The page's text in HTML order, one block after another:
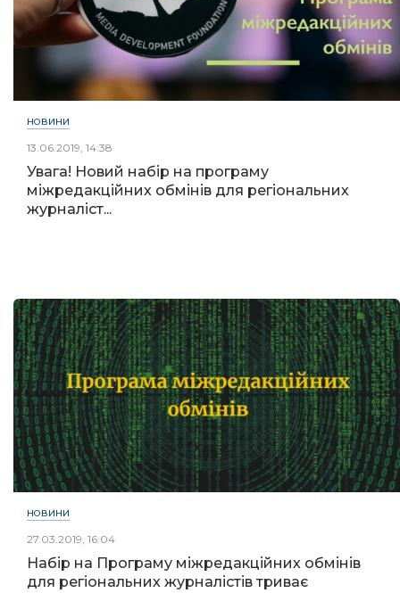
НОВИНИ
13.06.2019, 14:38
Увага! Новий набір на програму
міжредакційних обмінів для регіональних
журналіст...
НОВИНИ
27.03.2019, 16:04
Набір на Програму міжредакційних обмінів
для регіональних журналістів триває